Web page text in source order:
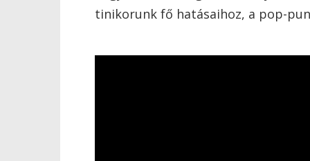
tinikorunk fő hatásaihoz, a pop-